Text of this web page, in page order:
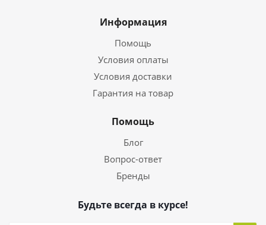
Информация
Помощь
Условия оплаты
Условия доставки
Гарантия на товар
Помощь
Блог
Вопрос-ответ
Бренды
Будьте всегда в курсе!